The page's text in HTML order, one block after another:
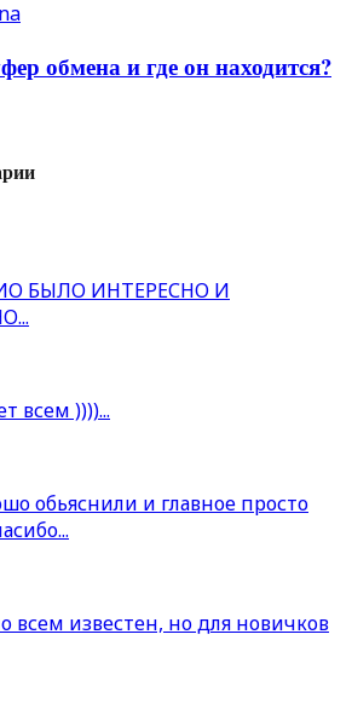
обмена и где он находится?
БЫЛО ИНТЕРЕСНО И
всем ))))...
обьяснили и главное просто
всем известен, но для новичков